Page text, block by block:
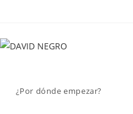
¿Por dónde empezar?